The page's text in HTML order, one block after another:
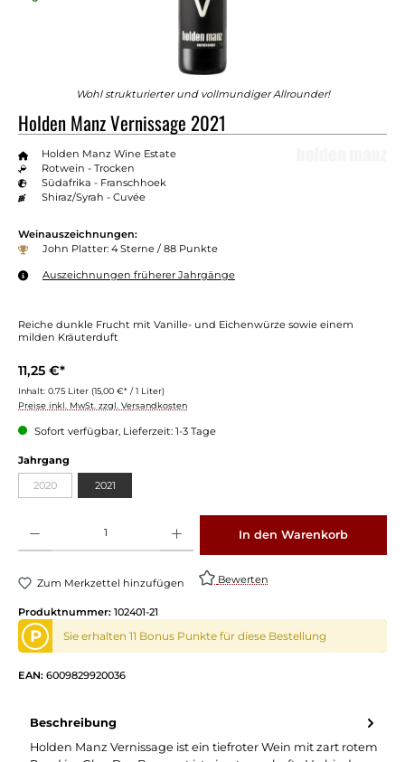
Wohl strukturierter und vollmundiger Allrounder!
Holden Manz Vernissage 2021
Holden Manz Wine Estate
Rotwein - Trocken
Südafrika - Franschhoek
Shiraz/Syrah - Cuvée
Weinauszeichnungen:
John Platter: 4 Sterne / 88 Punkte
Auszeichnungen früherer Jahrgänge
Reiche dunkle Frucht mit Vanille- und Eichenwürze sowie einem
milden Kräuterduft
11,25 €*
Inhalt: 0.75 Liter (15,00 €* / 1 Liter)
Preise inkl. MwSt. zzgl. Versandkosten
Sofort verfügbar, Lieferzeit: 1-3 Tage
Jahrgang
2020 2021
In den Warenkorb
Zum Merkzettel hinzufügen Bewerten
Produktnummer: 102401-21
P Sie erhalten 11 Bonus Punkte für diese Bestellung
EAN: 6009829920036
Beschreibung
Holden Manz Vernissage ist ein tiefroter Wein mit zart rotem